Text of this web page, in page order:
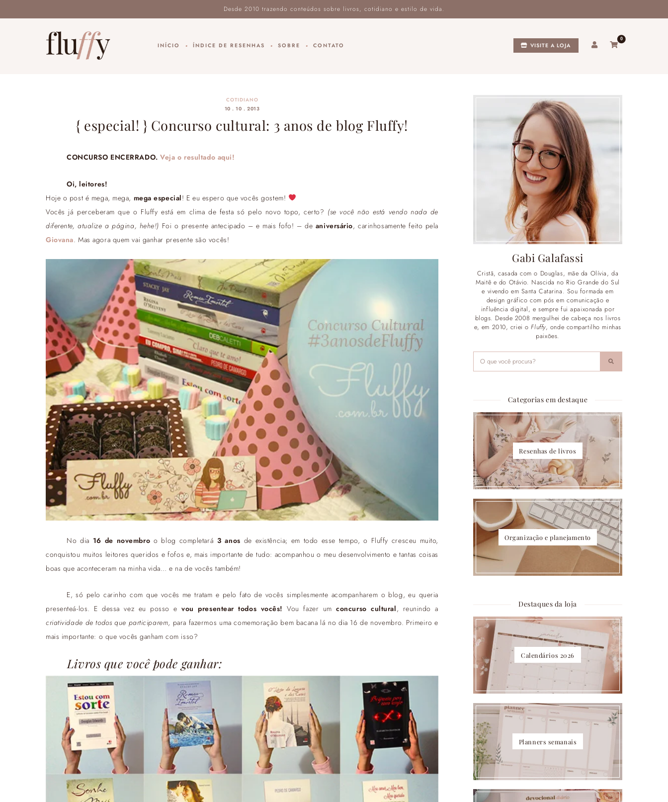
INÍCIO ÍNDICE DE RESENHAS SOBRE CONTATO VISITE A LOJA
0
COTIDIANO
10 . 10 . 2013
{ especial! } Concurso cultural: 3 anos de blog Fluffy!
CONCURSO ENCERRADO.Veja o resultado aqui!
Oi, leitores!
Hoje o post é mega, mega, mega especial! E eu espero que vocês gostem!
Vocês já perceberam que o Fluffy está em clima de festa só pelo novo topo, certo? (se você não está vendo nada de
diferente, atualize a página, hehe!) Foi o presente antecipado – e mais fofo! – de aniversário, carinhosamente feito pela
Giovana. Mas agora quem vai ganhar presente são vocês!
No dia 16 de novembro o blog completará3 anos de existência; em todo esse tempo, o Fluffy cresceu muito,
conquistou muitos leitores queridos e fofos e, mais importante de tudo: acompanhou o meu desenvolvimento e tantas coisas
boas que aconteceram na minha vida… e na de vocês também!
E, só pelo carinho com que vocês me tratam e pelo fato de vocês simplesmente acompanharem o blog, eu queria
presenteá-los. E dessa vez eu posso evou presentear todos vocês! Vou fazer umconcurso cultural, reunindo a
criatividade de todos que participarem, para fazermos uma comemoração bem bacana lá no dia 16 de novembro. Primeiro e
mais importante: o que vocês ganham com isso?
Livros que você pode ganhar:
Gabi Galafassi
Cristã, casada com o Douglas, mãe da Olívia, da
Maitê e do Otávio. Nascida no Rio Grande do Sul
e vivendo em Santa Catarina. Sou formada em
design gráfico com pós em comunicação e
influência digital, e sempre fui apaixonada por
blogs. Desde 2008 mergulhei de cabeça nos livros
e, em 2010, criei oFluffy, onde compartilho minhas
paixões.
Categorias em destaque
Resenhas de livros
Organização e planejamento
Destaques da loja
Calendários 2026
Planners semanais